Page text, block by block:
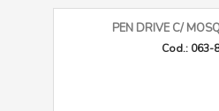
PEN DRIVE C/
Cod.: 063-